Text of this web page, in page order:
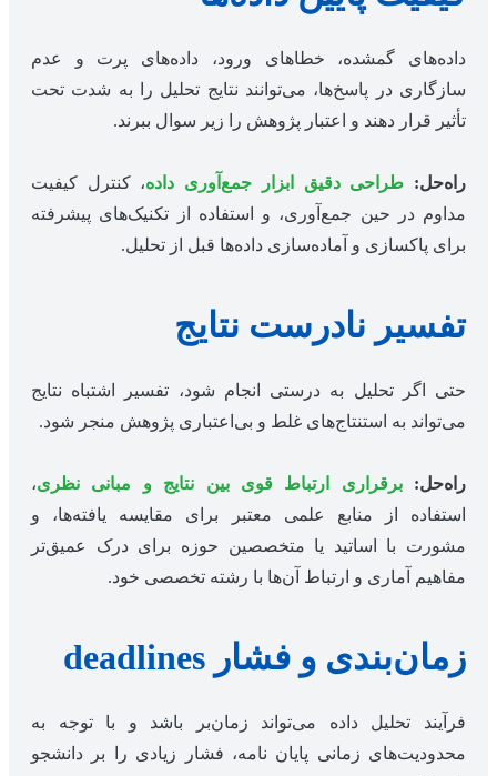
داده‌های گمشده، خطاهای ورود، داده‌های پرت و عدم
سازگاری در پاسخ‌ها، می‌توانند نتایج تحلیل را به شدت تحت
تأثیر قرار دهند و اعتبار پژوهش را زیر سوال ببرند.
راه‌حل: طراحی دقیق ابزار جمع‌آوری داده، کنترل کیفیت
مداوم در حین جمع‌آوری، و استفاده از تکنیک‌های پیشرفته
برای پاکسازی و آماده‌سازی داده‌ها قبل از تحلیل.
تفسیر نادرست نتایج
حتی اگر تحلیل به درستی انجام شود، تفسیر اشتباه نتایج
می‌تواند به استنتاج‌های غلط و بی‌اعتباری پژوهش منجر شود.
راه‌حل: برقراری ارتباط قوی بین نتایج و مبانی نظری،
استفاده از منابع علمی معتبر برای مقایسه یافته‌ها، و
مشورت با اساتید یا متخصصین حوزه برای درک عمیق‌تر
مفاهیم آماری و ارتباط آن‌ها با رشته تخصصی خود.
زمان‌بندی و فشار deadlines
فرآیند تحلیل داده می‌تواند زمان‌بر باشد و با توجه به
محدودیت‌های زمانی پایان نامه، فشار زیادی را بر دانشجو